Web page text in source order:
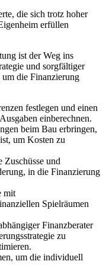
die sich trotz hoher
erfüllen
ist der Weg ins
und sorgfältiger
die Finanzierung
festlegen und einen
einberechnen.
beim Bau erbringen,
um Kosten zu
Zuschüsse und
in die Finanzierung
mit
Spielräumen
Finanzberater
zu
um die individuell